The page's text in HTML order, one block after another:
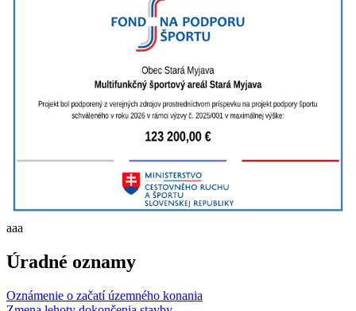
aaa
Úradné oznamy
Oznámenie o začatí územného konania